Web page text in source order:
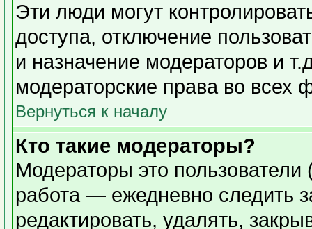
Эти люди могут
доступа, отключение
и назначение модераторов и
модераторские права во всех
Вернуться к началу
Кто такие модераторы?
Модераторы это пользователи
работа — ежедневно следить
редактировать, удалять,